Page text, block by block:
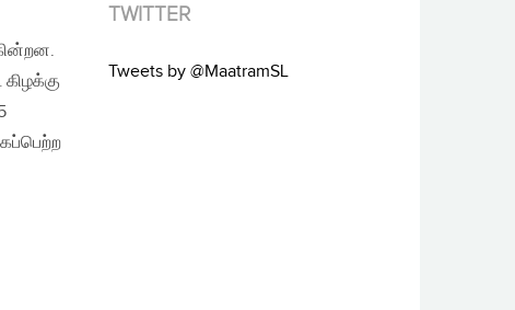
TWITTER
Tweets by @MaatramSL